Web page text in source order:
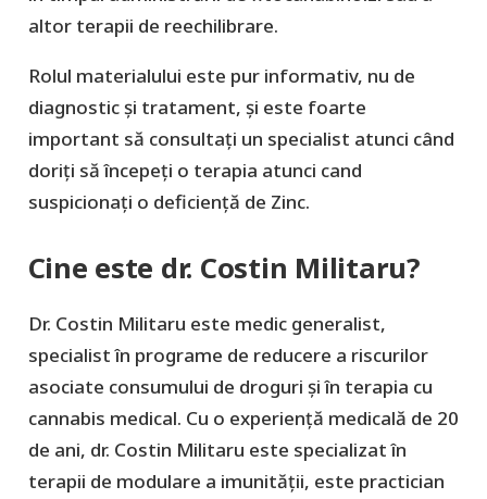
altor terapii de reechilibrare.
Rolul materialului este pur informativ, nu de
diagnostic şi tratament, şi este foarte
important să consultaţi un specialist atunci când
doriţi să începeţi o terapia atunci cand
suspicionați o deficiență de Zinc.
Cine este dr. Costin Militaru?
Dr. Costin Militaru este medic generalist,
specialist în programe de reducere a riscurilor
asociate consumului de droguri și în terapia cu
cannabis medical. Cu o experiență medicală de 20
de ani, dr. Costin Militaru este specializat în
terapii de modulare a imunității, este practician